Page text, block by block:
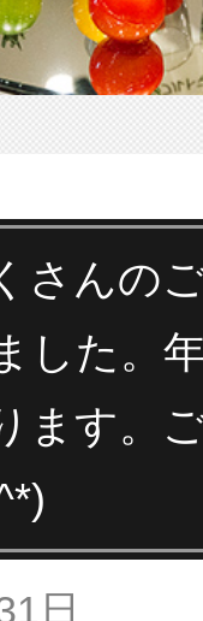
ご来店誠に
年末年始も
ご来店お待
覧へ戻る